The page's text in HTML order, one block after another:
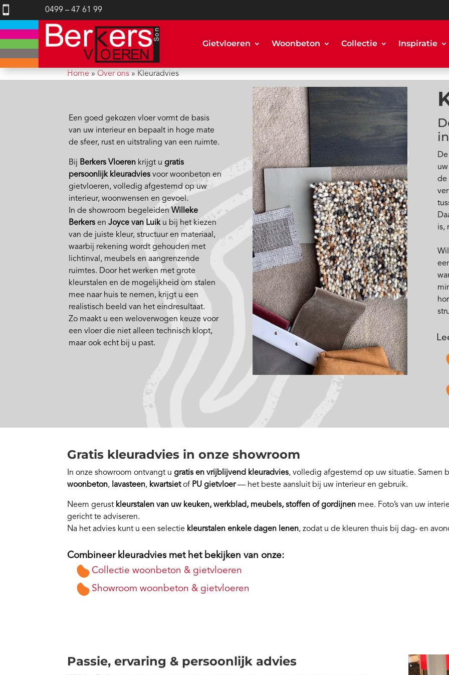
 0499 – 47 61 99
Gietvloeren Woonbeton Collectie Inspiratie
Home »Over ons » Kleuradvies
Een goed gekozen vloer vormt de basis
van uw interieur en bepaalt in hoge mate
de sfeer, rust en uitstraling van een ruimte.
Bij Berkers Vloeren krijgt ugratis
persoonlijk kleuradvies voor woonbeton en
gietvloeren, volledig afgestemd op uw
interieur, woonwensen en gevoel.
In de showroom begeleidenWilleke
Berkers enJoyce van Luiku bij het kiezen
van de juiste kleur, structuur en materiaal,
waarbij rekening wordt gehouden met
lichtinval, meubels en aangrenzende
ruimtes. Door het werken met grote
kleurstalen en de mogelijkheid om stalen
mee naar huis te nemen, krijgt u een
realistisch beeld van het eindresultaat.
Zo maakt u een weloverwogen keuze voor
een vloer die niet alleen technisch klopt,
maar ook echt bij u past.
de
is,
Gratis kleuradvies in onze showroom
In onze showroom ontvangt ugratis en vrijblijvend kleuradvies, volledig afgestemd op uw situatie.
woonbeton, lavasteen, kwartsietof PU gietvloer— het beste aansluit bij uw interieur en gebruik.
Neem gerust kleurstalen van uw keuken, werkblad, meubels, stoffen of gordijnen mee. Foto’s van uw
gericht te adviseren.
Na het advies kunt u een selectie kleurstalen enkele dagen lenen, zodat u de kleuren thuis bij dag- en
Combineer kleuradvies met het bekijken van onze:
Collectie woonbeton & gietvloeren
Showroom woonbeton & gietvloeren
Passie, ervaring & persoonlijk advies